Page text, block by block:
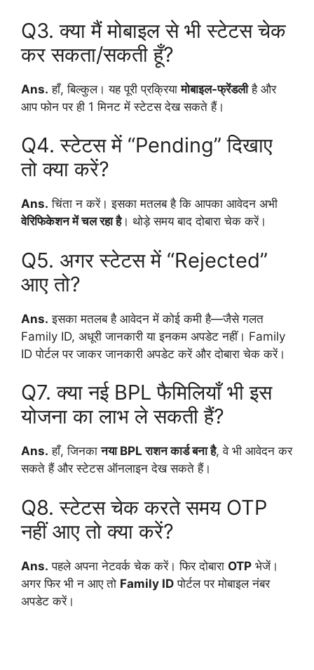
Q3. क्या मैं मोबाइल से भी स्टेटस चेक
कर सकता/सकती हूँ?
Ans. हाँ, बिल्कुल। यह पूरी प्रक्रियामोबाइल-फ्रेंडलीहै और
आप फोन पर ही 1 मिनट में स्टेटस देख सकते हैं।
Q4. स्टेटस में “Pending” दिखाए
तो क्या करें?
Ans. चिंता न करें। इसका मतलब है कि आपका आवेदन अभी
वेरिफिकेशन में चल रहा है। थोड़े समय बाद दोबारा चेक करें।
Q5. अगर स्टेटस में “Rejected”
आए तो?
Ans. इसका मतलब है आवेदन में कोई कमी है—जैसे गलत
Family ID, अधूरी जानकारी या इनकम अपडेट नहीं। Family
ID पोर्टल पर जाकर जानकारी अपडेट करें और दोबारा चेक करें।
Q7. क्या नई BPL फैमिलियाँ भी इस
योजना का लाभ ले सकती हैं?
Ans. हाँ, जिनकानया BPL राशन कार्ड बना है, वे भी आवेदन कर
सकते हैं और स्टेटस ऑनलाइन देख सकते हैं।
Q8. स्टेटस चेक करते समय OTP
नहीं आए तो क्या करें?
Ans. पहले अपना नेटवर्क चेक करें। फिर दोबारा OTP भेजें।
अगर फिर भी न आए तो Family ID पोर्टल पर मोबाइल नंबर
अपडेट करें।